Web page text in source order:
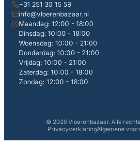
+31 251 30 15 59
info@vloerenbazaar.nl
Maandag: 12:00 - 18:00
Dinsdag: 10:00 - 18:00
Woensdag: 10:00 - 21:00
Donderdag: 10:00 - 21:00
Vrijdag: 10:00 - 21:00
Zaterdag: 10:00 - 18:00
Zondag: 12:00 - 18:00
© 2026 Vloerenbazaar. Alle
PrivacyverklaringAlgemene